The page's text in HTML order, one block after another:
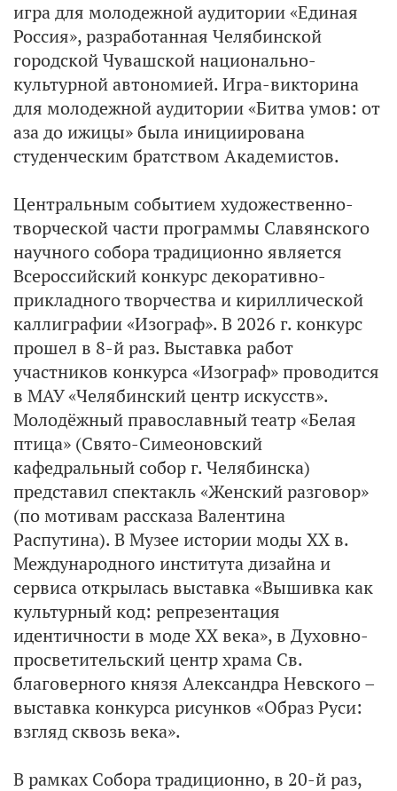
игра для молодежной аудитории «Единая
Россия», разработанная Челябинской
городской Чувашской национально-
культурной автономией. Игра-викторина
для молодежной аудитории «Битва умов: от
аза до ижицы» была инициирована
студенческим братством Академистов.
Центральным событием художественно-
творческой части программы Славянского
научного собора традиционно является
Всероссийский конкурс декоративно-
прикладного творчества и кириллической
каллиграфии «Изограф». В 2026 г. конкурс
прошел в 8-й раз. Выставка работ
участников конкурса «Изограф» проводится
в МАУ «Челябинский центр искусств».
Молодёжный православный театр «Белая
птица» (Свято-Симеоновский
кафедральный собор г. Челябинска)
представил спектакль «Женский разговор»
(по мотивам рассказа Валентина
Распутина). В Музее истории моды ХХ в.
Международного института дизайна и
сервиса открылась выставка «Вышивка как
культурный код: репрезентация
идентичности в моде ХХ века», в Духовно-
просветительский центр храма Св.
благоверного князя Александра Невского –
выставка конкурса рисунков «Образ Руси:
взгляд сквозь века».
В рамках Собора традиционно, в 20-й раз,